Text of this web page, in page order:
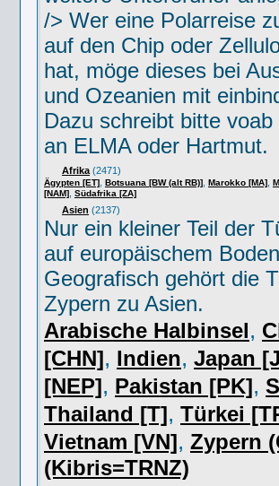
/> Wer eine Polarreise
auf den Chip oder
hat, möge dieses bei
und Ozeanien mit
Dazu schreibt bitte
an ELMA oder Hartmut.
Afrika (2471)
Ägypten [ET] Botsuana [BW (alt RB)] Marokko [MA]
[NAM] Südafrika [ZA]
Asien (2137)
Nur ein kleiner Teil der
auf europäischem
Geografisch gehört die
Zypern zu Asien.
Arabische Halbinsel,
[CHN], Indien, Japan
[NEP], Pakistan [PK],
Thailand [T], Türkei
Vietnam [VN], Zypern
(Kibris=TRNZ)